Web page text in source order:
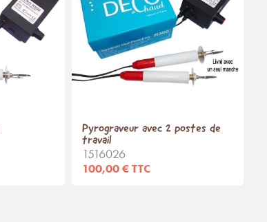
Pyrograveur avec 2 postes de
travail
1516026
100,00 € TTC